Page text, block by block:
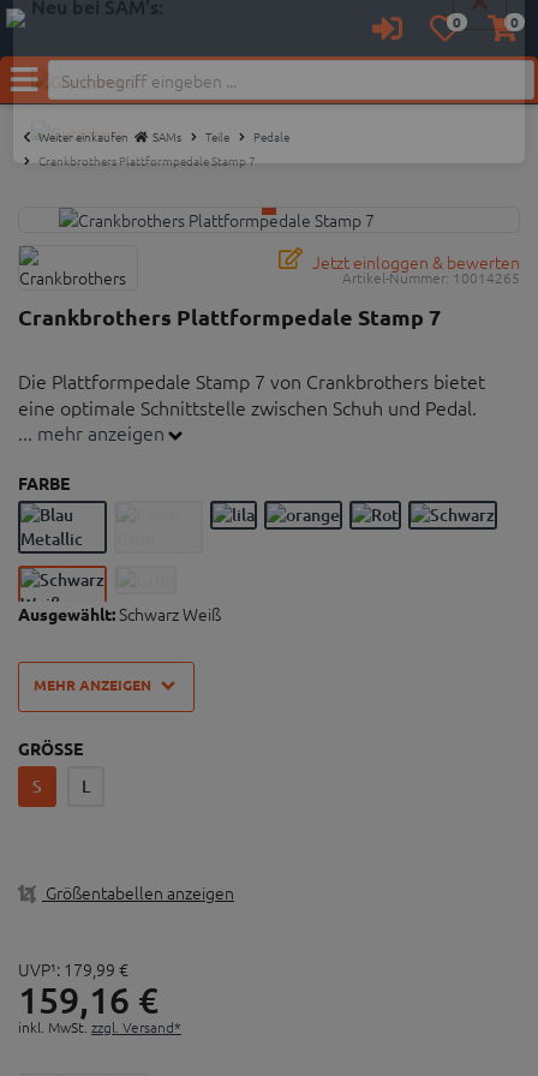
AnmeldenMerkzettel
aufklappen
0 0
Menü
Weiter einkaufen SAMs Teile
Pedale
Crankbrothers Plattformpedale Stamp 7
Jetzt einloggen & bewerten
Artikel-Nummer: 10014265
Crankbrothers Plattformpedale Stamp 7
Die Plattformpedale Stamp 7 von Crankbrothers bietet
eine optimale Schnittstelle zwischen Schuh und Pedal.
10 einstellbare Pins pro Pedal für festen halt
Dichtungssystem
Maße: 114 x 111 mm
Gewicht: Small 345 g, Large 375 g
... mehr anzeigen
FARBE
Ausgewählt:Schwarz Weiß
MEHR ANZEIGEN
GRÖSSE
S L
Größentabellen anzeigen
UVP¹: 179, 99 €
159,16 €
inkl. MwSt. zzgl. Versand*
Neu bei SAM's: